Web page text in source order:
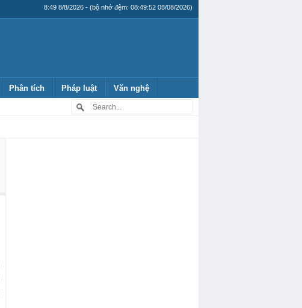
8:49 8/8/2026 - (bộ nhớ đệm: 08:49:52 08/08/2026)
Phân tích Pháp luật Văn nghệ